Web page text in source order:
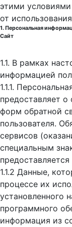
этими
от
1. Персональная
Сайт
1.1. В рамках
информацией
1.1.1.
предоставляет о
форм обратной
пользователя.
сервисов
специальным
1.1.2 Данные,
процессе их
установленного
программного
информация из